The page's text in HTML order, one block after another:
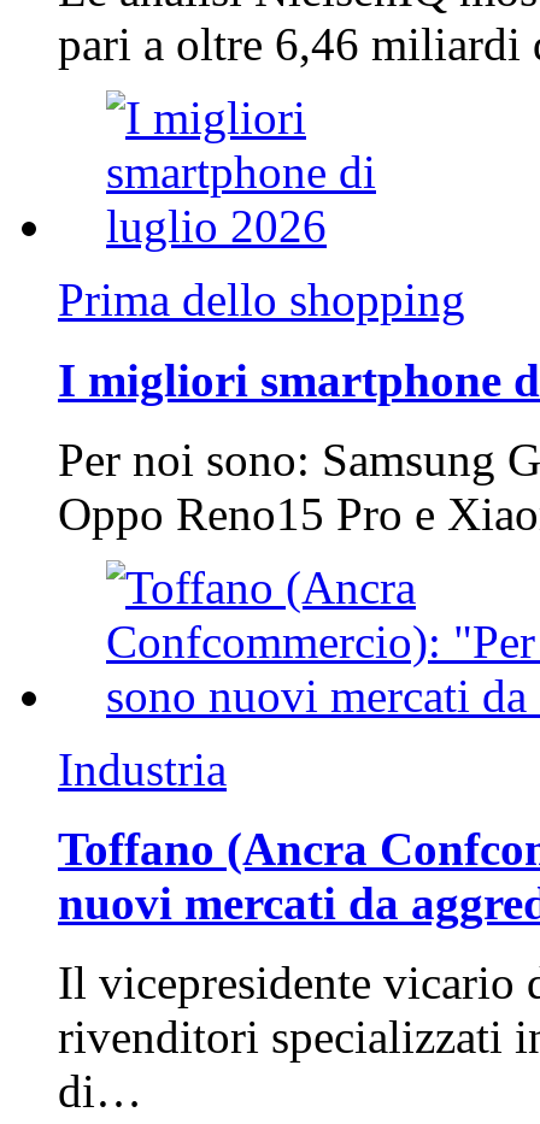
pari a oltre 6,46
Prima dello shopping
I migliori smartphone
Per noi sono: Samsung
Oppo Reno15 Pro e
Industria
Toffano (Ancra
nuovi mercati da
Il vicepresidente vicario
rivenditori specializzati
di…